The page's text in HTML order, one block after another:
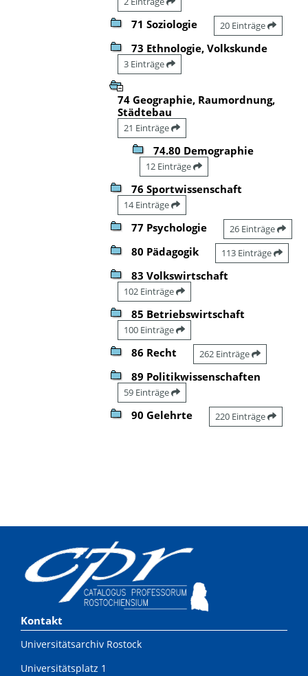
71 Soziologie 20 Einträge
73 Ethnologie, Volkskunde
3 Einträge
74 Geographie, Raumordnung,
Städtebau
21 Einträge
74.80 Demographie
12 Einträge
76 Sportwissenschaft
14 Einträge
77 Psychologie 26 Einträge
80 Pädagogik 113 Einträge
83 Volkswirtschaft
102 Einträge
85 Betriebswirtschaft
100 Einträge
86 Recht 262 Einträge
89 Politikwissenschaften
59 Einträge
90 Gelehrte 220 Einträge
Kontakt
Universitätsarchiv Rostock
Universitätsplatz 1